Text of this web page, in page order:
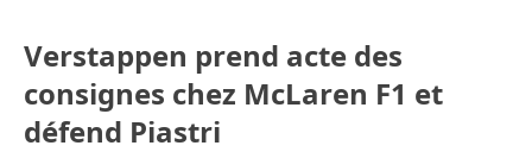
Verstappen prend acte des
consignes chez McLaren F1 et
défend Piastri